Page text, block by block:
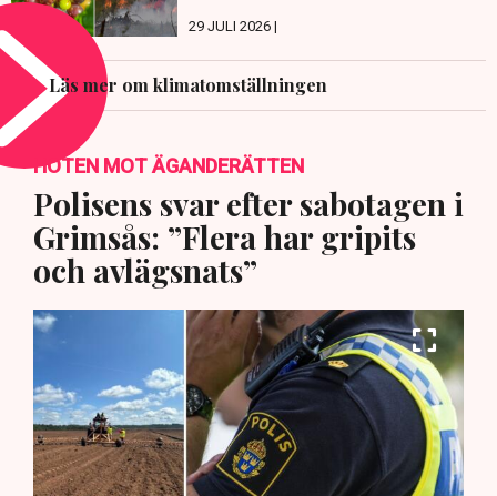
29 JULI 2026 |
Läs mer om klimatomställningen
HOTEN MOT ÄGANDERÄTTEN
Polisens svar efter sabotagen i
Grimsås: ”Flera har gripits
och avlägsnats”